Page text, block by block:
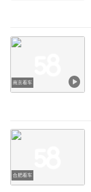
南京看车
合肥看车